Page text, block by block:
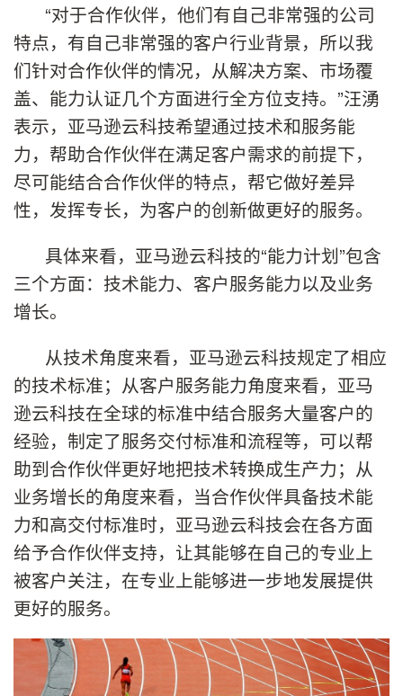
“对于合作伙伴，他们有自己非常强的公司
特点，有自己非常强的客户行业背景，所以我
们针对合作伙伴的情况，从解决方案、市场覆
盖、能力认证几个方面进行全方位支持。”汪湧
表示，亚马逊云科技希望通过技术和服务能
力，帮助合作伙伴在满足客户需求的前提下，
尽可能结合合作伙伴的特点，帮它做好差异
性，发挥专长，为客户的创新做更好的服务。
具体来看，亚马逊云科技的“能力计划”包含
三个方面：技术能力、客户服务能力以及业务
增长。
从技术角度来看，亚马逊云科技规定了相应
的技术标准；从客户服务能力角度来看，亚马
逊云科技在全球的标准中结合服务大量客户的
经验，制定了服务交付标准和流程等，可以帮
助到合作伙伴更好地把技术转换成生产力；从
业务增长的角度来看，当合作伙伴具备技术能
力和高交付标准时，亚马逊云科技会在各方面
给予合作伙伴支持，让其能够在自己的专业上
被客户关注，在专业上能够进一步地发展提供
更好的服务。